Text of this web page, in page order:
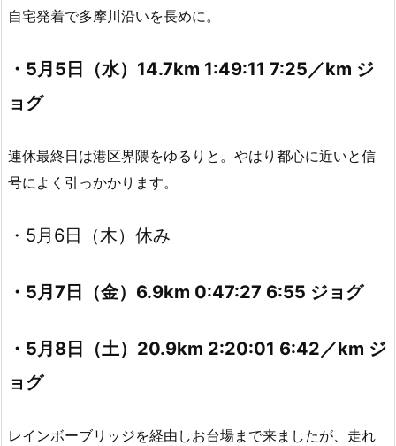
自宅発着で多摩川沿いを長めに。
・5月5日（水）14.7km 1:49:11 7:25／km ジ
ョグ
連休最終日は港区界隈をゆるりと。やはり都心に近いと信
号によく引っかかります。
・5月6日（木）休み
・5月7日（金）6.9km 0:47:27 6:55 ジョグ
・5月8日（土）20.9km 2:20:01 6:42／km ジ
ョグ
レインボーブリッジを経由しお台場まで来ましたが、走れ